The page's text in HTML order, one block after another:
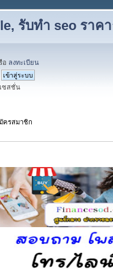
รับทำ seo ราค
อ ลงทะเบียน
ซสชั่น
ครสมาชิก